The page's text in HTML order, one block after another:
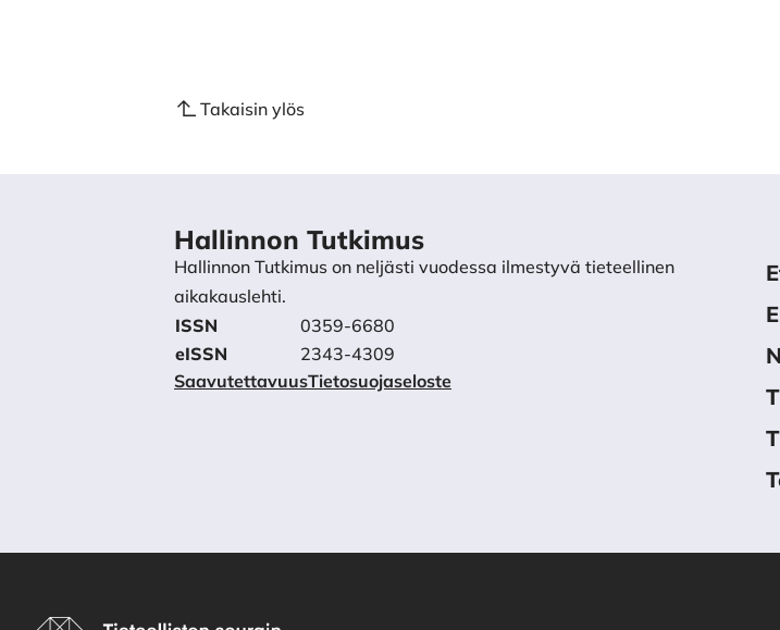
Takaisin ylös
Hallinnon Tutkimus
Hallinnon Tutkimus on neljästi vuodessa ilmestyvä tieteellinen
aikakauslehti.
ISSN
0359-6680
eISSN
2343-4309
SaavutettavuusTietosuojaseloste